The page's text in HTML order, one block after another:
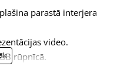
parastā interjera
video.
rūpnīcā.